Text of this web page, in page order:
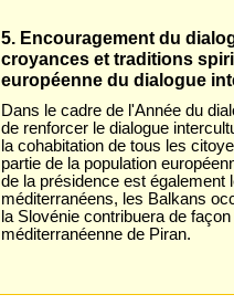
5. Encouragement du
croyances et traditions
européenne du dialogue
Dans le cadre de l'Année du
de renforcer le dialogue
la cohabitation de tous les
partie de la population
de la présidence est également
méditerranéens, les Balkans
la Slovénie contribuera de
méditerranéenne de Piran.